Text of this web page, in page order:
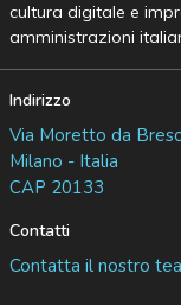
cultura digitale e
amministrazioni
Indirizzo
Via Moretto da
Milano - Italia
CAP 20133
Contatti
Contatta il nostro